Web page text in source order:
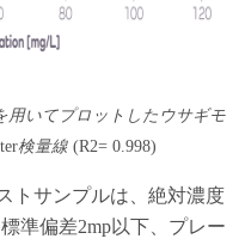
用いてプロットしたウサギモ
検量線 (R2= 0.998)
トサンプルは、絶対濃度
準偏差2mp以下、プレー